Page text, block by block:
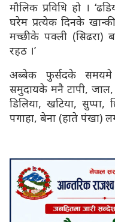
मौलिक प्रविधि हो ।
घरेम प्रत्येक दिनके
मच्छीके पक्ली (सिढरा)
रहठ ।’
अब्बेक फुर्सदके समयमे
समुदायके मनै टापी,
डिलिया, खटिया, सुप्पा,
पगाहा, बेना (हाते पंखा)